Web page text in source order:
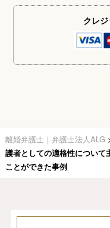
クレ
離婚弁護士｜弁護士法人ALG
護者としての適格性について
ことができた事例